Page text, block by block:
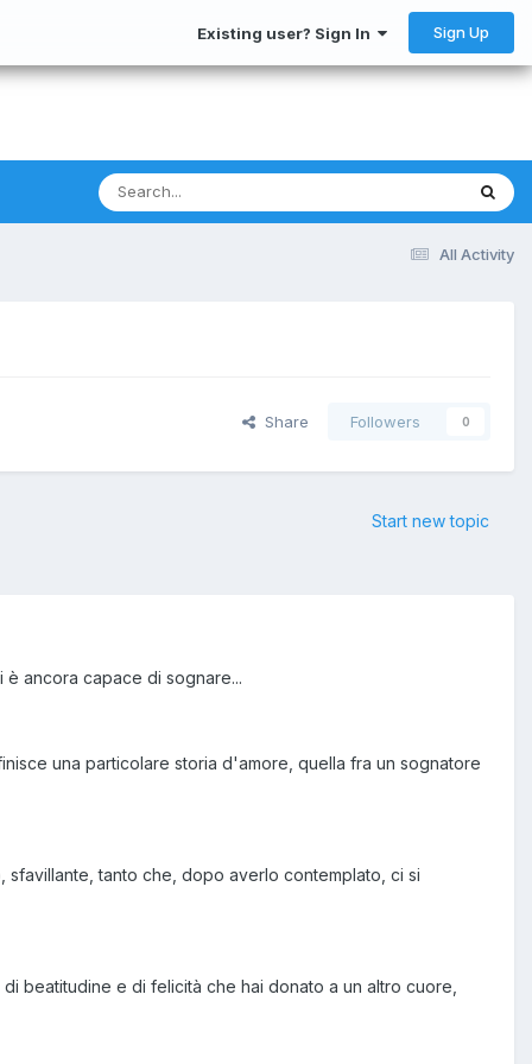
Existing user? Sign In Sign Up
All Activity
Share Followers 0
Start new topic
ancora capace di sognare...
una particolare storia d'amore, quella fra un sognatore
sfavillante, tanto che, dopo averlo contemplato, ci si
beatitudine e di felicità che hai donato a un altro cuore,